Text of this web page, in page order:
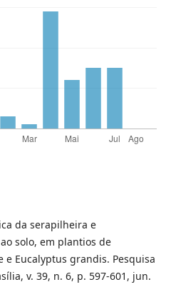
da serapilheira e
solo, em plantios de
e Eucalyptus grandis. Pesquisa
v. 39, n. 6, p. 597-601, jun.